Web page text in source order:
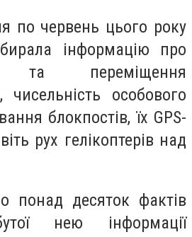
по червень цього року
інформацію про
та переміщення
чисельність особового
блокпостів, їх GPS-
рух гелікоптерів над
понад десяток фактів
нею інформації